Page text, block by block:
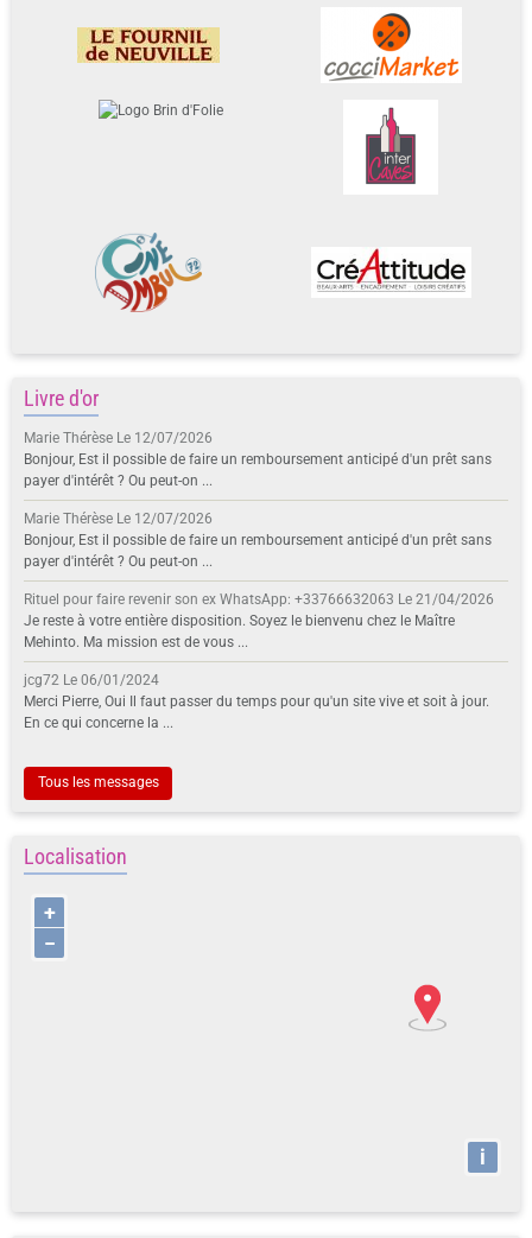
Livre d'or
Marie Thérèse Le 12/07/2026
Bonjour, Est il possible de faire un remboursement anticipé d'un prêt sans
payer d'intérêt ? Ou peut-on ...
Marie Thérèse Le 12/07/2026
Bonjour, Est il possible de faire un remboursement anticipé d'un prêt sans
payer d'intérêt ? Ou peut-on ...
Rituel pour faire revenir son ex WhatsApp: +33766632063 Le 21/04/2026
Je reste à votre entière disposition. Soyez le bienvenu chez le Maître
Mehinto. Ma mission est de vous ...
jcg72 Le 06/01/2024
Merci Pierre, Oui Il faut passer du temps pour qu'un site vive et soit à jour.
En ce qui concerne la ...
Tous les messages
Localisation
+
−
i